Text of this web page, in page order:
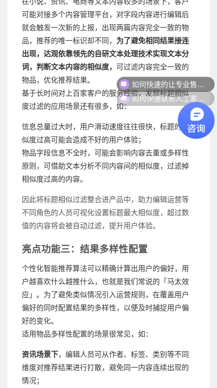
可能对接多个内容管理平台，对字段内容进行编辑后
就会触发一次新的上报，出现两篇内容完全一致的物
品，推荐的唯一标识却不同， 为了避免相同结果接连
出现，达观依靠领先的自研文本处理技术实现文本分
词，判断文本内容的相似度， 可过滤内容完全一致的
物品，优化推荐结果。
基于长时间对上百家客户的服务经验，发现标题相似
度过滤的应用场景还有很多，如：
信息总量过大时，用户滑动速度往往很快，标题的相
似度过高可能会造成不好的用户体验；
物品字段信息不全时，可能会影响内容去重或多样性
原则，可借助文本分析不同内容间的相似度，过滤掉
相似度过高的内容。
因此将标题相似过滤整合进产品中，助力编辑运营等
不同角色的人员可视化设置标题最大相似度，超过数
值的内容将会被自动过滤，提升用户体验。
亮点功能三：结果多样性配置
个性化智能推荐算法可以精确计算出用户的偏好，用
户越喜欢什么越推什么，也就是我们常说的「马太效
应」。为了避免类似情况引入运营规则，在覆盖用户
偏好的同时配置结果的多样性，以便及时捕捉用户偏
好的变化。
适用物品多样性配置的场景很常见，如：
资讯场景下，编辑人员可从作者、标签、类别等不同
维度对推荐结果进行打散，避免同一内容连续出现的
情况；
如何快速联系人工客服？